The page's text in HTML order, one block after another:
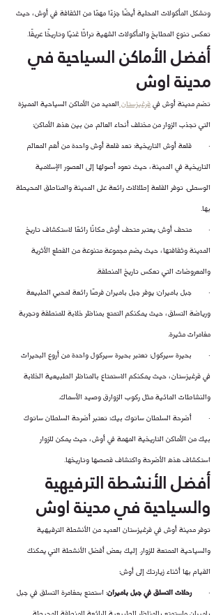
وتشكل المأكولات المحلية أيضًا جزءًا مهمًا من الثقافة في أوش، حيث
تعكس تنوع المطابخ والمأكولات الشهية تراثًا غنيًا وتاريخًا عريقًا.
أفضل الأماكن السياحية في
مدينة اوش
تضم مدينة أوش في قرغيزستان العديد من الأماكن السياحية المميزة
التي تجذب الزوار من مختلف أنحاء العالم. من بين هذه الأماكن:
·        قلعة أوش التاريخية: تعد قلعة أوش واحدة من أهم المعالم
التاريخية في المدينة، حيث تعود أصولها إلى العصور الإسلامية
الوسطى. توفر القلعة إطلالات رائعة على المدينة والمناطق المحيطة
بها.
·        متحف أوش: يعتبر متحف أوش مكانًا رائعًا لاستكشاف تاريخ
المدينة وثقافتها، حيث يضم مجموعة متنوعة من القطع الأثرية
والمعروضات التي تعكس تاريخ المنطقة.
·        جبل باميران: يوفر جبل باميران فرصًا رائعة لمحبي الطبيعة
ورياضة التسلق، حيث يمكنكم التمتع بمناظر خلابة للمنطقة وتجربة
مغامرات مثيرة.
·        بحيرة سيركول: تعتبر بحيرة سيركول واحدة من أروع البحيرات
في قرغيزستان، حيث يمكنكم الاستمتاع بالمناظر الطبيعية الخلابة
والنشاطات المائية مثل ركوب الزوارق وصيد الأسماك.
·        أضرحة السلطان ساتوك بيك: تعتبر أضرحة السلطان ساتوك
بيك من الأماكن التاريخية المهمة في أوش، حيث يمكن للزوار
استكشاف هذه الأضرحة واكتشاف قصصها وتاريخها.
أفضل الأنشطة الترفيهية
والسياحية في مدينة اوش
توفر مدينة أوش في قرغيزستان العديد من الأنشطة الترفيهية
والسياحية الممتعة للزوار. إليك بعض أفضل الأنشطة التي يمكنك
القيام بها أثناء زيارتك إلى أوش:
· رحلات التسلق في جبل باميران: استمتع بمغامرة التسلق في جبل